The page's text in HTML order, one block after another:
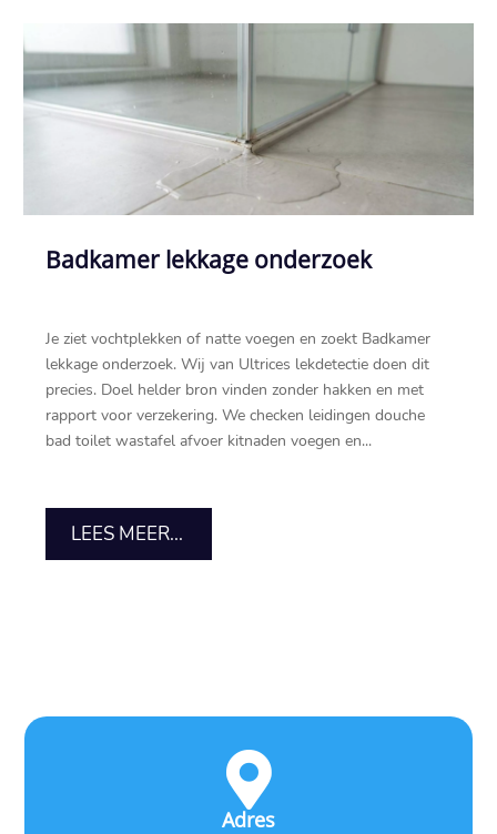
Badkamer lekkage onderzoek
Je ziet vochtplekken of natte voegen en zoekt Badkamer
lekkage onderzoek.​ Wij van Ultrices lekdetectie doen dit
precies.​ Doel helder bron vinden zonder hakken en met
rapport voor verzekering.​ We checken leidingen douche
bad toilet wastafel afvoer kitnaden voegen en...
LEES MEER...

Adres